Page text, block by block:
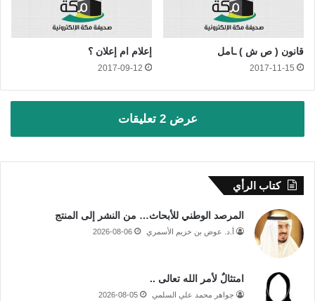
قانون ( ص ش ) ـامل
2017-11-15
إعلام ام إعلان ؟
2017-09-12
عرض 2 تعليقات
كتاب الرأي
المرصد الوطني للأبحاث… من النشر إلى المنتج
أ.د. عوض بن خزيم الأسمري 2026-08-06
امتثالٌ لأمر الله تعالى ..
جواهر محمد علي السلمي 2026-08-05